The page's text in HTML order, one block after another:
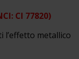
CI 77820)
l’effetto metallico